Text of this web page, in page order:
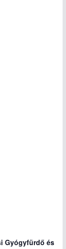
Gyógyfürdő és